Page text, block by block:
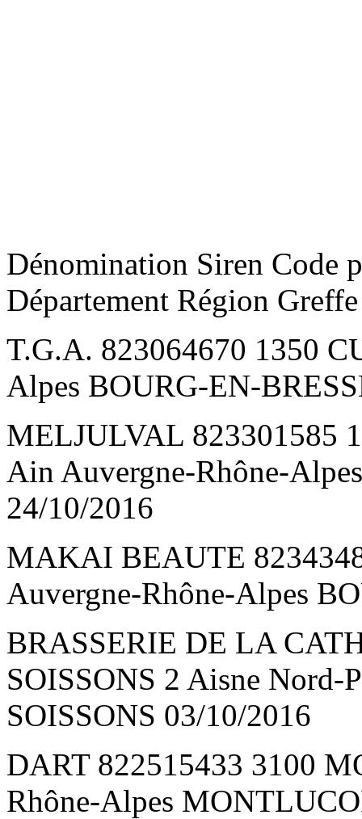
Dénomination Siren Code
Département Région
T.G.A. 823064670 1350
Alpes BOURG-EN-
MELJULVAL 823301585
Ain Auvergne-Rhône-
24/10/2016
MAKAI BEAUTE
Auvergne-Rhône-Alpes
BRASSERIE DE LA
SOISSONS 2 Aisne Nord-
SOISSONS 03/10/2016
DART 822515433 3100
Rhône-Alpes